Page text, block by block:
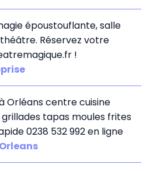
époustouflante, salle
Réservez votre
!
Orléans centre cuisine
grillades tapas moules frites
0238 532 992 en ligne